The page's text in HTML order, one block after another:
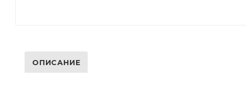
ОПИСАНИЕ